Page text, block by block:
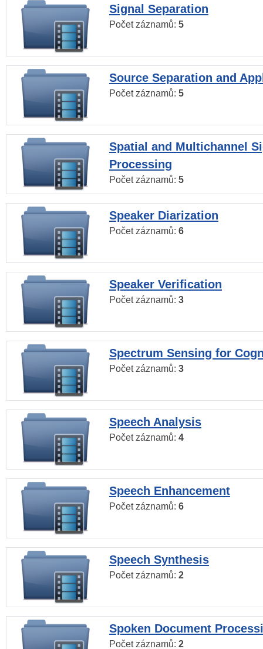
Signal Separation
Počet záznamů: 5
Source Separation and
Počet záznamů: 5
Spatial and Multichannel
Processing
Počet záznamů: 5
Speaker Diarization
Počet záznamů: 6
Speaker Verification
Počet záznamů: 3
Spectrum Sensing for
Počet záznamů: 3
Speech Analysis
Počet záznamů: 4
Speech Enhancement
Počet záznamů: 6
Speech Synthesis
Počet záznamů: 2
Spoken Document
Počet záznamů: 2